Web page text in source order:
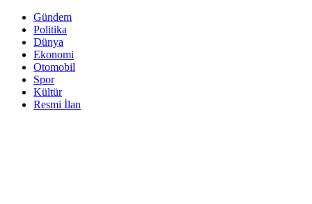
Gündem
Politika
Dünya
Ekonomi
Otomobil
Spor
Kültür
Resmi İlan